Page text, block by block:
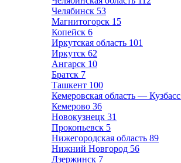
Челябинск 53
Магнитогорск 15
Копейск 6
Иркутская область 101
Иркутск 62
Ангарск 10
Братск 7
Ташкент 100
Кемеровская область — Кузбасс
Кемерово 36
Новокузнецк 31
Прокопьевск 5
Нижегородская область 89
Нижний Новгород 56
Дзержинск 7